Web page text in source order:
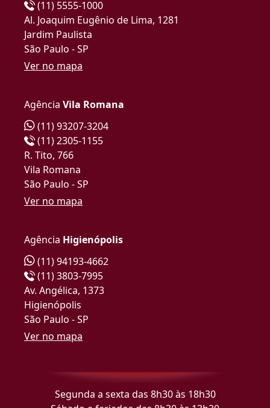
(11) 5555-1000
Al. Joaquim Eugênio de Lima, 1281
Jardim Paulista
São Paulo - SP
Ver no mapa
Agência Vila Romana
(11) 93207-3204
(11) 2305-1155
R. Tito, 766
Vila Romana
São Paulo - SP
Ver no mapa
Agência Higienópolis
(11) 94193-4662
(11) 3803-7995
Av. Angélica, 1373
Higienópolis
São Paulo - SP
Ver no mapa
Segunda a sexta das 8h30 às 18h30